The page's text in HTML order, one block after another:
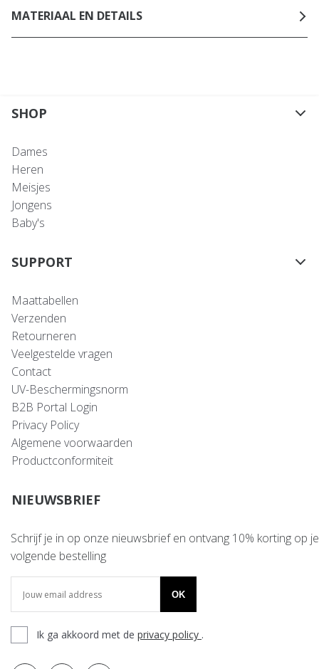
MATERIAAL EN DETAILS
SHOP
Dames
Heren
Meisjes
Jongens
Baby's
SUPPORT
Maattabellen
Verzenden
Retourneren
Veelgestelde vragen
Contact
UV-Beschermingsnorm
B2B Portal Login
Privacy Policy
Algemene voorwaarden
Productconformiteit
NIEUWSBRIEF
Schrijf je in op onze nieuwsbrief en ontvang 10% korting op je
volgende bestelling
OK
Ik ga akkoord met de privacy policy .